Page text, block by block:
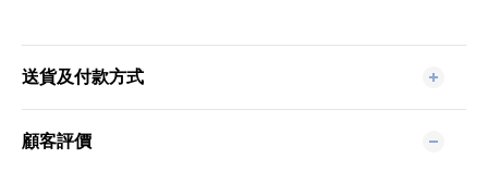
送貨及付款方式
顧客評價